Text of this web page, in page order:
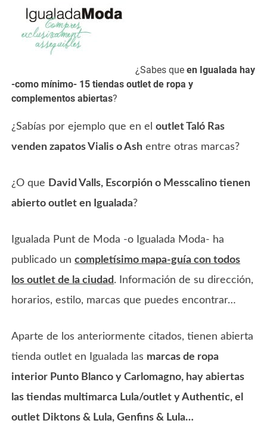
¿Sabes queen Igualada hay
-como mínimo- 15 tiendas outlet de ropa y
complementos abiertas?
¿Sabías por ejemplo que en eloutlet Taló Ras
venden zapatos Vialis o Ash entre otras marcas?
¿O que David Valls, Escorpión o Messcalino tienen
abierto outlet en Igualada?
Igualada Punt de Moda -o Igualada Moda- ha
publicado uncompletísimo mapa-guía con todos
los outlet de la ciudad. Información de su dirección,
horarios, estilo, marcas que puedes encontrar…
Aparte de los anteriormente citados, tienen abierta
tienda outlet en Igualada las marcas de ropa
interior Punto Blanco y Carlomagno, hay abiertas
las tiendas multimarca Lula/outlet y Authentic, el
outlet Diktons & Lula, Genfins & Lula…